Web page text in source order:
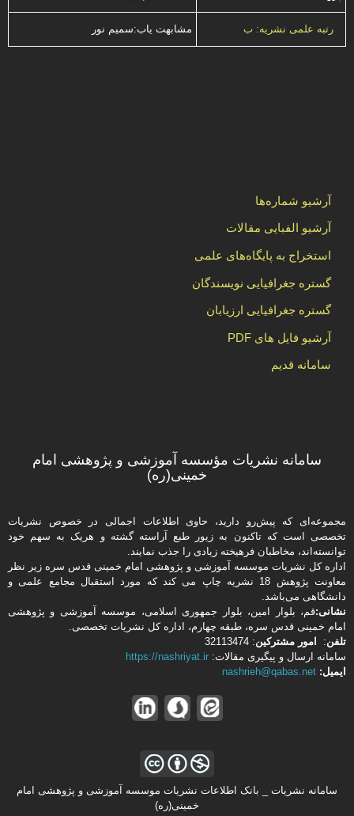
رتبه علمی نشریه: ب مشابهت ياب:سميم نور
آرشیو شماره‌ها
آرشیو الفبایی مقالات
استخراج به پایگاه‌های علمی
گستره جغرافیایی نویسندگان
گستره جغرافیایی ارزیابان
آرشیو فایل های PDF
سامانه قدیم
سامانه نشریات مؤسسه آموزشی و پژوهشی امام
خمینی(ره)
مجموعه‌ای که پیش‌رو دارید،‌ حاوی اطلاعات اجمالی در خصوص نشریات
تخصصی است که تاکنون به زیور طبع آراسته گشته و هریک به سهم خود
توانسته‌اند، مخاطبان فرهیخته‌ زیادی را جذب نمایند.
اداره كل نشریات موسسه آموزشی و پژوهشی امام خمینی قدس سره زیر نظر
معاونت پژوهش 18 نشریه چاپ می کند که مورد استقبال مجامع علمی و
دانشگاهی می‌باشد.
نشانی:قم، بلوار امین، بلوار جمهوری اسلامی، موسسه آموزشی و پژوهشی
امام خمینی قدس سره، طبقه چهارم، اداره كل نشریات تخصصی.
تلفن: امور مشتركین: 32113474
سامانه ارسال و پیگیری مقالات: https://nashriyat.ir
ایمیل: nashrieh@qabas.net
سامانه نشریات _ بانک اطلاعات نشریات موسسه آموزشی و پژوهشی امام
خمینی(ره)